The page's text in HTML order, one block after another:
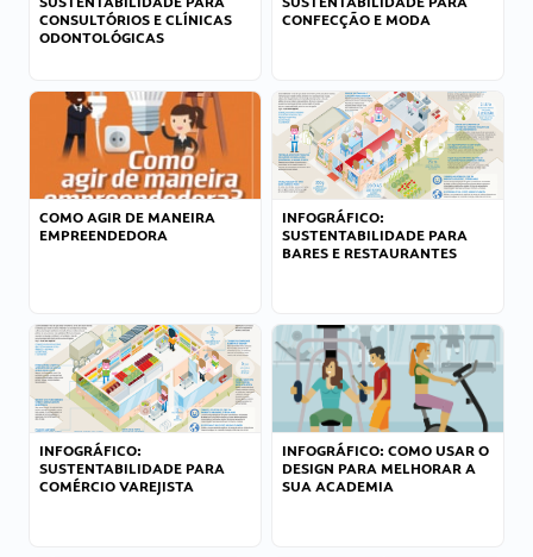
CONSULTÓRIOS E CLÍNICAS
ODONTOLÓGICAS
CONFECÇÃO E MODA
COMO AGIR DE MANEIRA
EMPREENDEDORA
INFOGRÁFICO:
SUSTENTABILIDADE PARA
BARES E RESTAURANTES
INFOGRÁFICO:
SUSTENTABILIDADE PARA
COMÉRCIO VAREJISTA
INFOGRÁFICO: COMO USAR O
DESIGN PARA MELHORAR A
SUA ACADEMIA